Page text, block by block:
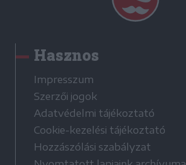
Hasznos
Impresszum
Szerzői jogok
Adatvédelmi tájékoztató
Cookie-kezelési tájékoztató
Hozzászólási szabályzat